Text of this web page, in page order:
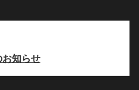
知らせ